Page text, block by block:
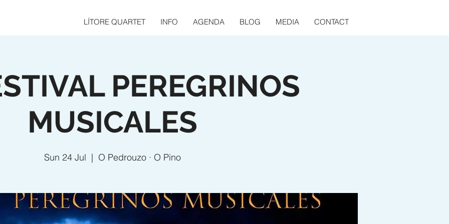
LÍTORE QUARTET INFO AGENDA BLOG MEDIA CONTACT
PEREGRINOS
MUSICALES
Sun 24 Jul
  |
O Pedrouzo · O Pino